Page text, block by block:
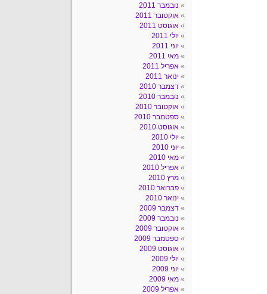
נובמבר 2011
אוקטובר 2011
אוגוסט 2011
יולי 2011
יוני 2011
מאי 2011
אפריל 2011
ינואר 2011
דצמבר 2010
נובמבר 2010
אוקטובר 2010
ספטמבר 2010
אוגוסט 2010
יולי 2010
יוני 2010
מאי 2010
אפריל 2010
מרץ 2010
פברואר 2010
ינואר 2010
דצמבר 2009
נובמבר 2009
אוקטובר 2009
ספטמבר 2009
אוגוסט 2009
יולי 2009
יוני 2009
מאי 2009
אפריל 2009